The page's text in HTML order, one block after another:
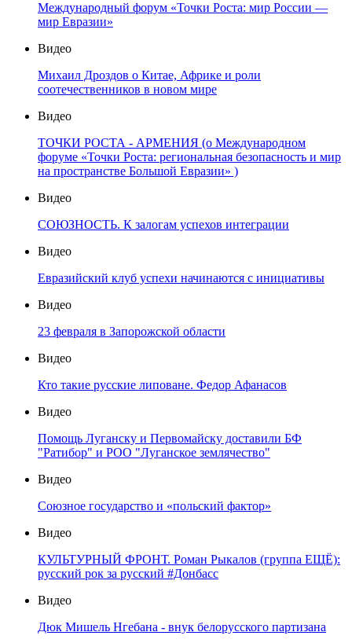
Международный форум «Точки Роста: мир России —
мир Евразии»
Видео
Михаил Дроздов о Китае, Африке и роли
соотечественников в новом мире
Видео
ТОЧКИ РОСТА - АРМЕНИЯ (о Международном
форуме «Точки Роста: региональная безопасность и мир
на пространстве Большой Евразии» )
Видео
СОЮЗНОСТЬ. К залогам успехов интеграции
Видео
Евразийский клуб успехи начинаются с инициативы
Видео
23 февраля в Запорожской области
Видео
Кто такие русские липоване. Федор Афанасов
Видео
Помощь Луганску и Первомайску доставили БФ
"Ратибор" и РОО "Луганское землячество"
Видео
Союзное государство и «польский фактор»
Видео
КУЛЬТУРНЫЙ ФРОНТ. Роман Рыкалов (группа ЕЩЁ):
русский рок за русский #Донбасс
Видео
Дюк Мишель Нгебана - внук белорусского партизана